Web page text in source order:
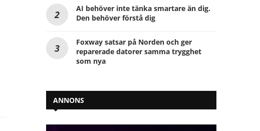
AI behöver inte tänka smartare än dig.
Den behöver förstå dig
Foxway satsar på Norden och ger
reparerade datorer samma trygghet
som nya
ANNONS